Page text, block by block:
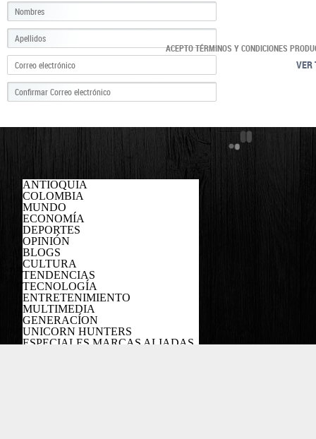
ACEPTO TÉRMINOS Y CONDICIONES
VER
ANTIOQUIA
COLOMBIA
MUNDO
ECONOMÍA
DEPORTES
OPINIÓN
BLOGS
CULTURA
TENDENCIAS
TECNOLOGÍA
ENTRETENIMIENTO
MULTIMEDIA
GENERACÍON
UNICORN HUNTERS
ESPECIALES MARCAS ALIADAS